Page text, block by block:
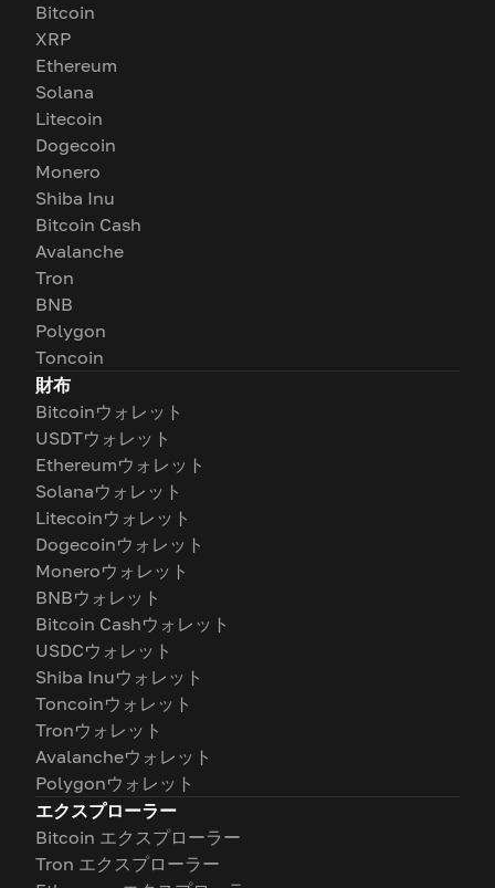
Bitcoin
XRP
Ethereum
Solana
Litecoin
Dogecoin
Monero
Shiba Inu
Bitcoin Cash
Avalanche
Tron
BNB
Polygon
Toncoin
財布
Bitcoinウォレット
USDTウォレット
Ethereumウォレット
Solanaウォレット
Litecoinウォレット
Dogecoinウォレット
Moneroウォレット
BNBウォレット
Bitcoin Cashウォレット
USDCウォレット
Shiba Inuウォレット
Toncoinウォレット
Tronウォレット
Avalancheウォレット
Polygonウォレット
エクスプローラー
Bitcoin エクスプローラー
Tron エクスプローラー